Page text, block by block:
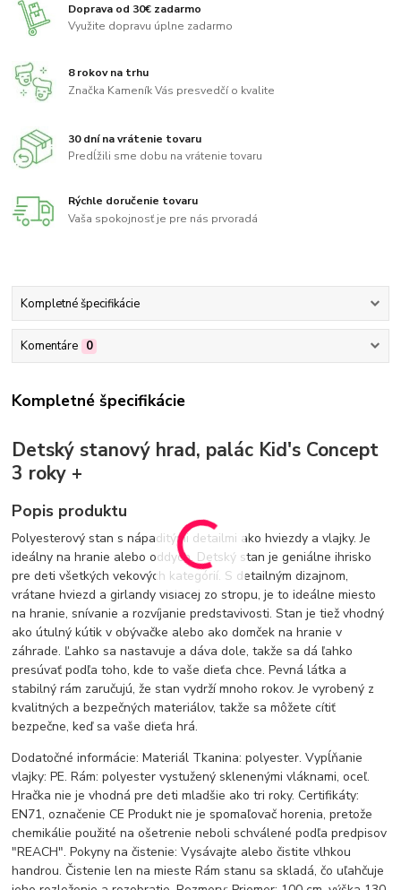
Doprava od 30€ zadarmo
Využite dopravu úplne zadarmo
8 rokov na trhu
Značka Kameník Vás presvedčí o kvalite
30 dní na vrátenie tovaru
Predĺžili sme dobu na vrátenie tovaru
Rýchle doručenie tovaru
Vaša spokojnosť je pre nás prvoradá
Kompletné špecifikácie
Komentáre 0
Kompletné špecifikácie
Detský stanový hrad, palác Kid's Concept
3 roky +
Popis produktu
Polyesterový stan s nápaditými detailmi ako hviezdy a vlajky. Je
ideálny na hranie alebo oddych. Detský stan je geniálne ihrisko
pre deti všetkých vekových kategórií. S detailným dizajnom,
vrátane hviezd a girlandy visiacej zo stropu, je to ideálne miesto
na hranie, snívanie a rozvíjanie predstavivosti. Stan je tiež vhodný
ako útulný kútik v obývačke alebo ako domček na hranie v
záhrade. Ľahko sa nastavuje a dáva dole, takže sa dá ľahko
presúvať podľa toho, kde to vaše dieťa chce. Pevná látka a
stabilný rám zaručujú, že stan vydrží mnoho rokov. Je vyrobený z
kvalitných a bezpečných materiálov, takže sa môžete cítiť
bezpečne, keď sa vaše dieťa hrá.
Dodatočné informácie: Materiál Tkanina: polyester. Vypĺňanie
vlajky: PE. Rám: polyester vystužený sklenenými vláknami, oceľ.
Hračka nie je vhodná pre deti mladšie ako tri roky. Certifikáty:
EN71, označenie CE Produkt nie je spomaľovač horenia, pretože
chemikálie použité na ošetrenie neboli schválené podľa predpisov
"REACH". Pokyny na čistenie: Vysávajte alebo čistite vlhkou
handrou. Čistenie len na mieste Rám stanu sa skladá, čo uľahčuje